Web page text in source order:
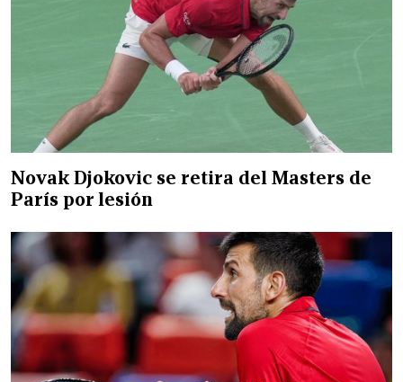
Novak Djokovic se retira del Masters de
París por lesión